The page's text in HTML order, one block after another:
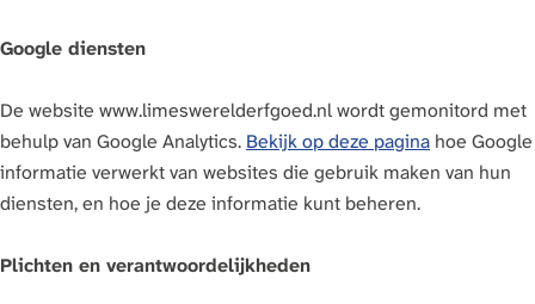
Google diensten
De website www.limeswerelderfgoed.nl wordt gemonitord met
behulp van Google Analytics. Bekijk op deze pagina hoe Google
informatie verwerkt van websites die gebruik maken van hun
diensten, en hoe je deze informatie kunt beheren.
Plichten en verantwoordelijkheden